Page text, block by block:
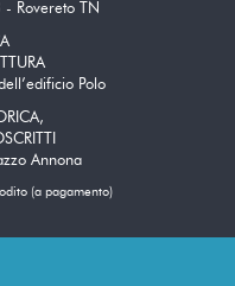
- Rovereto TN
Polo
Annona
(a pagamento)